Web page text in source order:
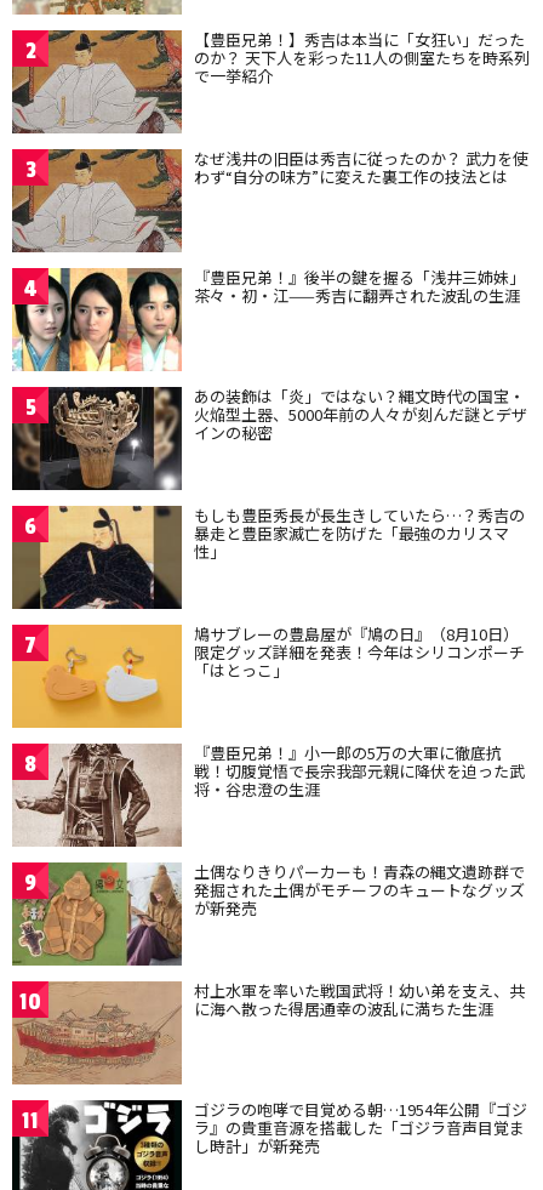
2 【豊臣兄弟！】秀吉は本当に「女狂い」だった
のか？ 天下人を彩った11人の側室たちを時系列
で一挙紹介
3 なぜ浅井の旧臣は秀吉に従ったのか？ 武力を使
わず“自分の味方”に変えた裏工作の技法とは
4 『豊臣兄弟！』後半の鍵を握る「浅井三姉妹」
茶々・初・江——秀吉に翻弄された波乱の生涯
5 あの装飾は「炎」ではない？縄文時代の国宝・
火焔型土器、5000年前の人々が刻んだ謎とデザ
インの秘密
6 もしも豊臣秀長が長生きしていたら…？秀吉の
暴走と豊臣家滅亡を防げた「最強のカリスマ
性」
7 鳩サブレーの豊島屋が『鳩の日』（8月10日）
限定グッズ詳細を発表！今年はシリコンポーチ
「はとっこ」
8 『豊臣兄弟！』小一郎の5万の大軍に徹底抗
戦！切腹覚悟で長宗我部元親に降伏を迫った武
将・谷忠澄の生涯
9 土偶なりきりパーカーも！青森の縄文遺跡群で
発掘された土偶がモチーフのキュートなグッズ
が新発売
10 村上水軍を率いた戦国武将！幼い弟を支え、共
に海へ散った得居通幸の波乱に満ちた生涯
11 ゴジラの咆哮で目覚める朝…1954年公開『ゴジ
ラ』の貴重音源を搭載した「ゴジラ音声目覚ま
し時計」が新発売